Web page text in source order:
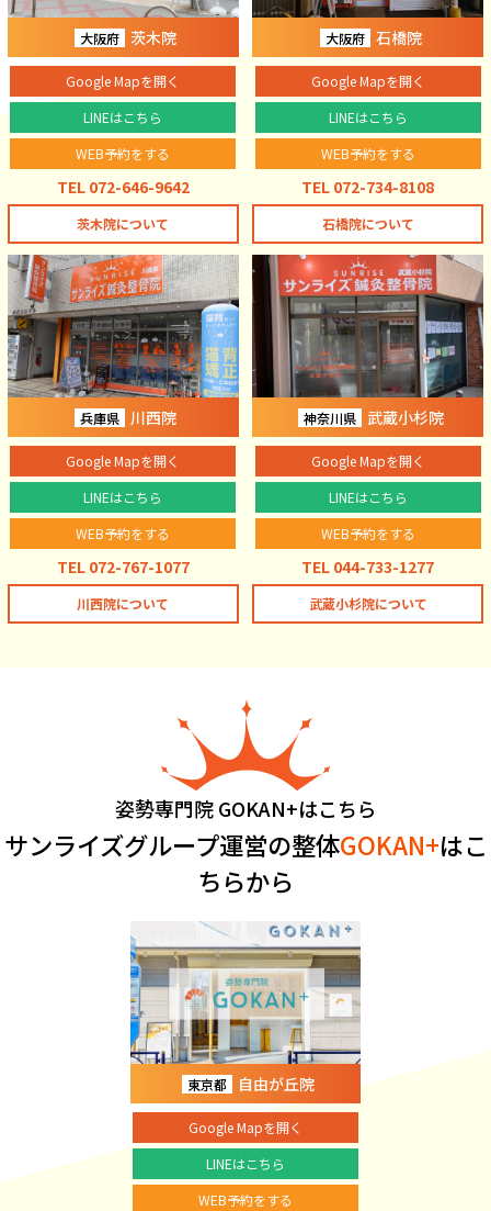
大阪府 茨木院
Google Mapを開く
LINEはこちら
WEB予約をする
TEL 072-646-9642
茨木院について
大阪府 石橋院
Google Mapを開く
LINEはこちら
WEB予約をする
TEL 072-734-8108
石橋院について
兵庫県 川西院
Google Mapを開く
LINEはこちら
WEB予約をする
TEL 072-767-1077
川西院について
神奈川県 武蔵小杉院
Google Mapを開く
LINEはこちら
WEB予約をする
TEL 044-733-1277
武蔵小杉院について
姿勢専門院 GOKAN+はこちら
サンライズグループ運営の整体GOKAN+はこ
ちらから
東京都 自由が丘院
Google Mapを開く
LINEはこちら
WEB予約をする